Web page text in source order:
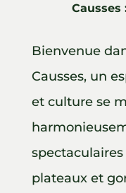
Bienvenue
Causses, un
et culture se
plateaux et